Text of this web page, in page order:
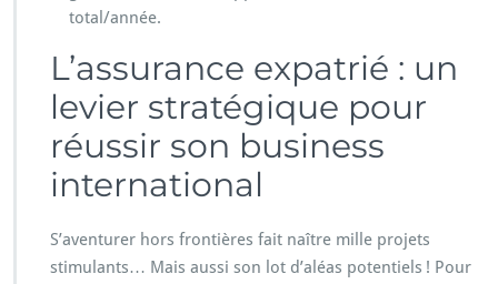
total/année.
L’assurance expatrié : un
levier stratégique pour
réussir son business
international
S’aventurer hors frontières fait naître mille projets
stimulants… Mais aussi son lot d’aléas potentiels ! Pour